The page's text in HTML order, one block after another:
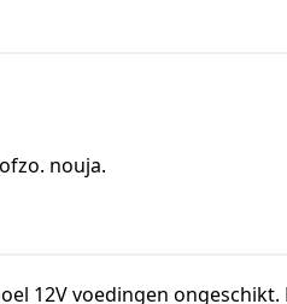
nouja.
12V voedingen